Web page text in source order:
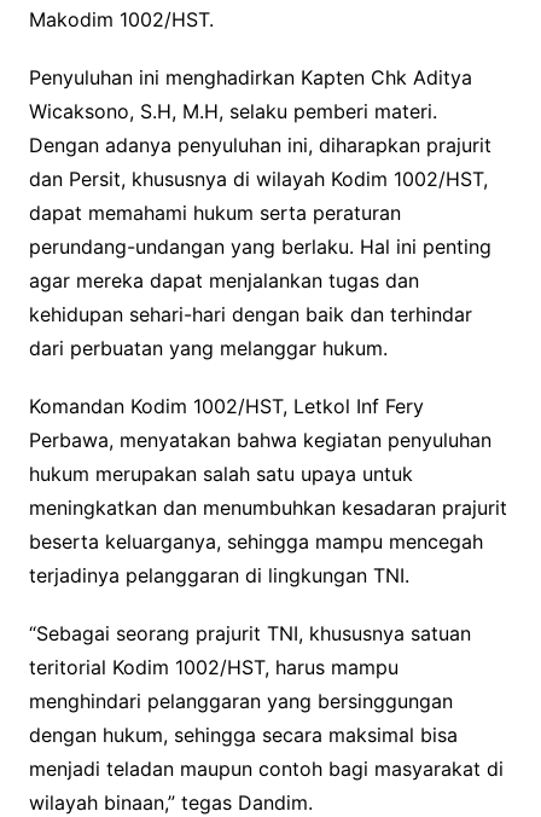
Makodim 1002/HST.
Penyuluhan ini menghadirkan Kapten Chk Aditya
Wicaksono, S.H, M.H, selaku pemberi materi.
Dengan adanya penyuluhan ini, diharapkan prajurit
dan Persit, khususnya di wilayah Kodim 1002/HST,
dapat memahami hukum serta peraturan
perundang-undangan yang berlaku. Hal ini penting
agar mereka dapat menjalankan tugas dan
kehidupan sehari-hari dengan baik dan terhindar
dari perbuatan yang melanggar hukum.
Komandan Kodim 1002/HST, Letkol Inf Fery
Perbawa, menyatakan bahwa kegiatan penyuluhan
hukum merupakan salah satu upaya untuk
meningkatkan dan menumbuhkan kesadaran prajurit
beserta keluarganya, sehingga mampu mencegah
terjadinya pelanggaran di lingkungan TNI.
“Sebagai seorang prajurit TNI, khususnya satuan
teritorial Kodim 1002/HST, harus mampu
menghindari pelanggaran yang bersinggungan
dengan hukum, sehingga secara maksimal bisa
menjadi teladan maupun contoh bagi masyarakat di
wilayah binaan,” tegas Dandim.